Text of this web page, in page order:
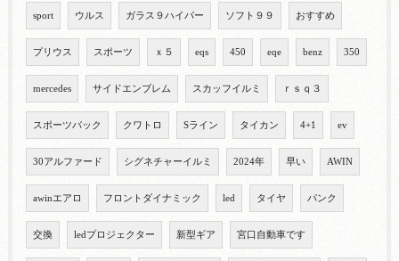
sport ウルス ガラス９ハイパー ソフト９９ おすすめ
プリウス スポーツ ｘ５ eqs 450 eqe benz 350
mercedes サイドエンブレム スカッフイルミ ｒｓｑ３
スポーツバック クワトロ Sライン タイカン 4+1 ev
30アルファード シグネチャーイルミ 2024年 早い AWIN
awinエアロ フロントダイナミック led タイヤ パンク
交換 ledプロジェクター 新型ギア 宮口自動車です